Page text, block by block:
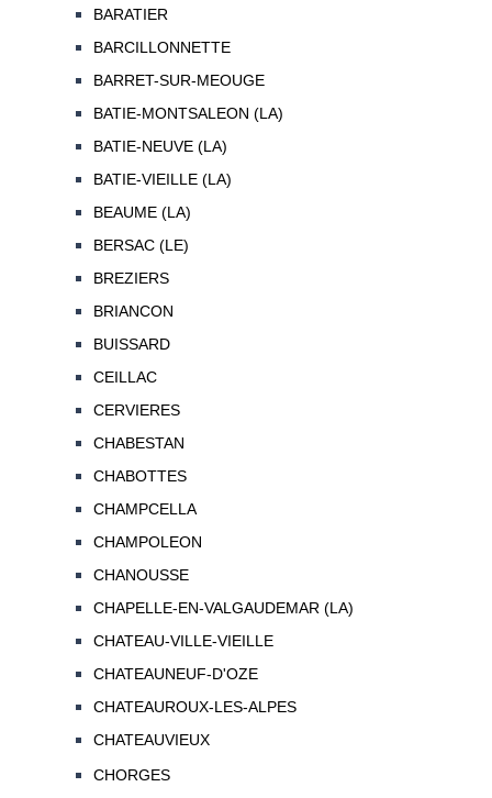
BARATIER
BARCILLONNETTE
BARRET-SUR-MEOUGE
BATIE-MONTSALEON (LA)
BATIE-NEUVE (LA)
BATIE-VIEILLE (LA)
BEAUME (LA)
BERSAC (LE)
BREZIERS
BRIANCON
BUISSARD
CEILLAC
CERVIERES
CHABESTAN
CHABOTTES
CHAMPCELLA
CHAMPOLEON
CHANOUSSE
CHAPELLE-EN-VALGAUDEMAR (LA)
CHATEAU-VILLE-VIEILLE
CHATEAUNEUF-D'OZE
CHATEAUROUX-LES-ALPES
CHATEAUVIEUX
CHORGES